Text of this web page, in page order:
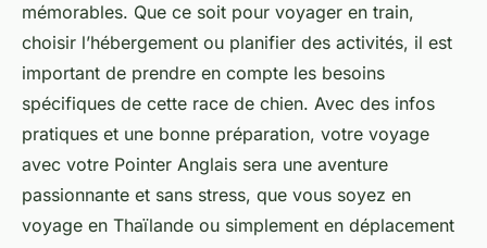
mémorables. Que ce soit pour voyager en train,
choisir l’hébergement ou planifier des activités, il est
important de prendre en compte les besoins
spécifiques de cette race de chien. Avec des infos
pratiques et une bonne préparation, votre voyage
avec votre Pointer Anglais sera une aventure
passionnante et sans stress, que vous soyez en
voyage en Thaïlande ou simplement en déplacement